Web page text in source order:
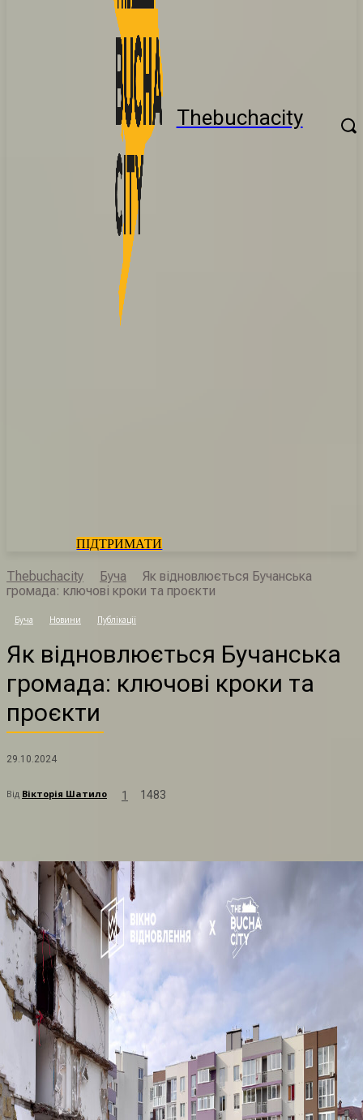
Thebuchacity
ПІДТРИМАТИ
Thebuchacity Буча
Як відновлюється Бучанська
громада: ключові кроки та проєкти
Буча Новини Публікації
Як відновлюється Бучанська
громада: ключові кроки та
проєкти
29.10.2024
Від Вікторія Шатило 1 1483